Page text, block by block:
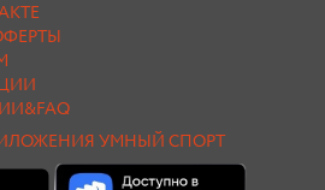
УМНЫЙ СПОРТ